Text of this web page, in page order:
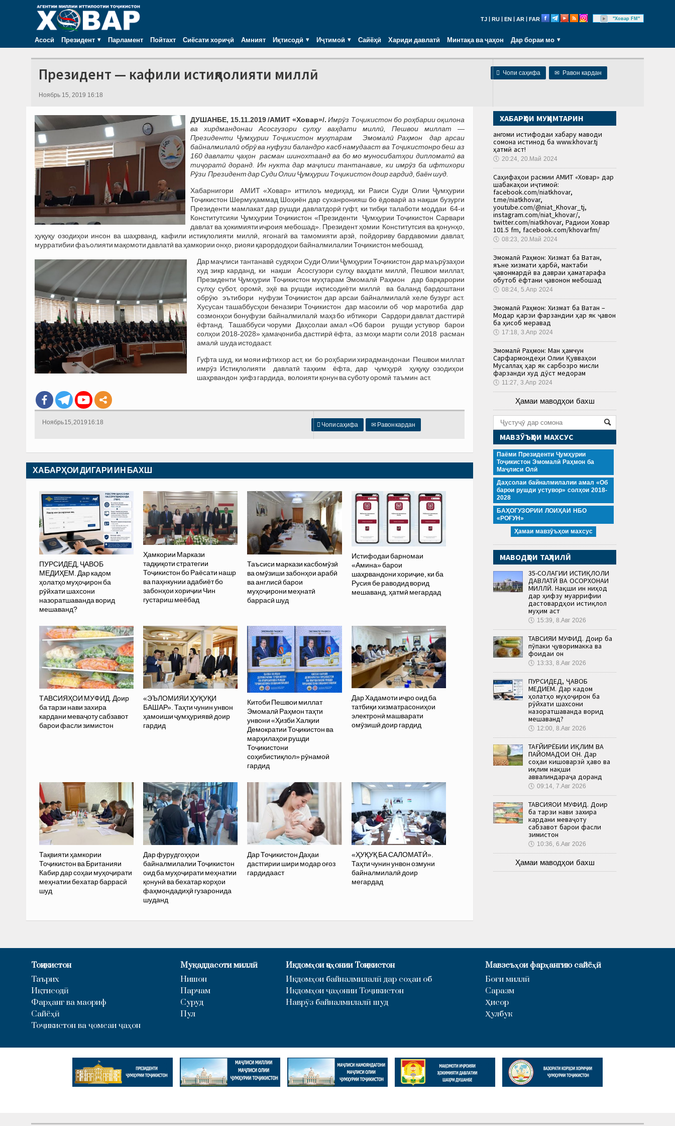
TJ RU EN AR FAR "Ховар FM"
Асосӣ Президент Парламент Пойтахт Сиёсати хориҷӣ Амният Иқтисодӣ Иҷтимоӣ Сайёҳӣ Хариди давлатӣ Минтақа ва ҷаҳон Дар бораи мо
 Чопи саҳифа ✉ Равон кардан
Президент — кафили истиқлолияти миллӣ
Ноябрь 15, 2019 16:18
ДУШАНБЕ, 15.11.2019 /АМИТ «Ховар»/. Имрӯз Тоҷикистон бо роҳбарии оқилона
ва хирдмандонаи Асосгузори сулҳу ваҳдати миллӣ, Пешвои миллат —
Президенти Ҷумҳурии Тоҷикистон муҳтарам Эмомалӣ Раҳмон дар арсаи
байналмилалӣ обрӯ ва нуфузи баландро касб намудааст ва Тоҷикистонро беш аз
160 давлати ҷаҳон расман шинохтаанд ва бо мо муносибатҳои дипломатӣ ва
тиҷоратӣ доранд. Ин нукта дар маҷлиси тантанавие, ки имрӯз ба ифтихори
Рӯзи Президент дар Суди Олии Ҷумҳурии Тоҷикистон доир гардид, баён шуд.
Хабарнигори АМИТ «Ховар» иттилоъ медиҳад, ки Раиси Суди Олии Ҷумҳурии
Тоҷикистон Шермуҳаммад Шоҳиён дар суханронияш бо ёдоварӣ аз нақши бузурги
Президенти мамлакат дар рушди давлатдорӣ гуфт, ки тибқи талаботи моддаи 64-и
Конститутсияи Ҷумҳурии Тоҷикистон «Президенти Ҷумҳурии Тоҷикистон Сарвари
давлат ва ҳокимияти иҷроия мебошад». Президент ҳомии Конститутсия ва қонунҳо,
ҳуқуқу озодиҳои инсон ва шаҳрванд, кафили истиқлолияти миллӣ, ягонагӣ ва тамомияти арзӣ, пойдориву бардавомии давлат,
мурратибии фаъолияти мақомоти давлатӣ ва ҳамкории онҳо, риояи қарордодҳои байналмилалии Тоҷикистон мебошад.
Дар маҷлиси тантанавӣ судяҳои Суди Олии Ҷумҳурии Тоҷикистон дар маърӯзаҳои
худ зикр карданд, ки нақши Асосгузори сулҳу ваҳдати миллӣ, Пешвои миллат,
Президенти Ҷумҳурии Тоҷикистон муҳтарам Эмомалӣ Раҳмон дар барқарории
сулҳу субот, оромӣ, эҳё ва рушди иқтисодиёти миллӣ ва баланд бардоштани
обрӯю эътибори нуфузи Тоҷикистон дар арсаи байналмилалӣ хеле бузург аст.
Хусусан ташаббусҳои беназири Тоҷикистон дар масоили об чор маротиба дар
созмонҳои бонуфузи байналмилалӣ маҳз бо ибтикори Сардори давлат дастгирӣ
ёфтанд. Ташаббуси чоруми Даҳсолаи амал «Об барои рушди устувор барои
солҳои 2018-2028» ҳамаҷониба дастгирӣ ёфта, аз моҳи марти соли 2018 расман
амалӣ шуда истодааст.
Гуфта шуд, ки мояи ифтихор аст, ки бо роҳбарии хирадмандонаи Пешвои миллат
имрӯз Истиқлолияти давлатӣ таҳким ёфта, дар ҷумҳурӣ ҳуқуқу озодиҳои
шаҳрвандон ҳифз гардида, волоияти қонун ва суботу оромӣ таъмин аст.
 Чопи саҳифа ✉ Равон кардан
Ноябрь 15, 2019 16:18
ХАБАРҲОИ ДИГАРИ ИН БАХШ
ПУРСИДЕД, ҶАВОБ
МЕДИҲЕМ. Дар кадом
ҳолатҳо муҳоҷирон ба
рӯйхати шахсони
назоратшаванда ворид
мешаванд?
Ҳамкории Маркази
тадқиқоти стратегии
Тоҷикистон бо Раёсати нашр
ва паҳнкунии адабиёт бо
забонҳои хориҷии Чин
густариш меёбад
Таъсиси маркази касбомӯзӣ
ва омӯзиши забонҳои арабӣ
ва англисӣ барои
муҳоҷирони меҳнатӣ
баррасӣ шуд
Истифодаи барномаи
«Амина» барои
шаҳрвандони хориҷие, ки ба
Русия бе раводид ворид
мешаванд, ҳатмӣ мегардад
ТАВСИЯҲОИ МУФИД. Доир
ба тарзи нави захира
кардани меваҷоту сабзавот
барои фасли зимистон
«ЭЪЛОМИЯИ ҲУҚУҚИ
БАШАР». Таҳти чунин унвон
ҳамоиши ҷумҳуриявӣ доир
гардид
Китоби Пешвои миллат
Эмомалӣ Раҳмон таҳти
унвони «Ҳизби Халқии
Демократии Тоҷикистон ва
марҳилаҳои рушди
Тоҷикистони
соҳибистиқлол» рӯнамоӣ
гардид
Дар Хадамоти иҷро оид ба
татбиқи хизматрасониҳои
электронӣ машварати
омӯзишӣ доир гардид
Тақвияти ҳамкории
Тоҷикистон ва Британияи
Кабир дар соҳаи муҳоҷирати
меҳнатии бехатар баррасӣ
шуд
Дар фурудгоҳҳои
байналмилалии Тоҷикистон
оид ба муҳоҷирати меҳнатии
қонунӣ ва бехатар корҳои
фаҳмондадиҳӣ гузаронида
шуданд
Дар Тоҷикистон Даҳаи
дастгирии шири модар оғоз
гардидааст
«ҲУҚУҚ БА САЛОМАТӢ».
Таҳти чунин унвон озмуни
байналмилалӣ доир
мегардад
ХАБАРҲОИ МУҲИМТАРИН
Ҳангоми истифодаи хабару маводи
сомона истинод ба www.khovar.tj
ҳатмӣ аст!
🕔 20:24, 20.Май 2024
Саҳифаҳои расмии АМИТ «Ховар» дар
шабакаҳои иҷтимоӣ:
facebook.com/niatkhovar,
t.me/niatkhovar,
youtube.com/@niat_Khovar_tj,
instagram.com/niat_khovar/,
twitter.com/niatkhovar, Радиои Ховар
101.5 fm, facebook.com/khovarfm/
🕔 08:23, 20.Май 2024
Эмомалӣ Раҳмон: Хизмат ба Ватан,
яъне хизмати ҳарбӣ, мактаби
ҷавонмардӣ ва давраи ҳаматарафа
обутоб ёфтани ҷавонон мебошад
🕔 08:24, 5.Апр 2024
Эмомалӣ Раҳмон: Хизмат ба Ватан –
Модар қарзи фарзандии ҳар як ҷавон
ба ҳисоб меравад
🕔 17:18, 3.Апр 2024
Эмомалӣ Раҳмон: Ман ҳамчун
Сарфармондеҳи Олии Қувваҳои
Мусаллаҳ ҳар як сарбозро мисли
фарзанди худ дӯст медорам
🕔 11:27, 3.Апр 2024
Ҳамаи маводҳои бахш
МАВЗӮЪҲОИ МАХСУС
Паёми Президенти Ҷумҳурии
Тоҷикистон Эмомалӣ Раҳмон ба
Маҷлиси Олӣ
Даҳсолаи байналмилалии амал «Об
барои рушди устувор» солҳои 2018-
2028
БАҲОГУЗОРИИ ЛОИҲАИ НБО
«РОҒУН»
Ҳамаи мавзӯъҳои махсус
МАВОДҲОИ ТАҲЛИЛӢ
35-СОЛАГИИ ИСТИҚЛОЛИ
ДАВЛАТӢ ВА ОСОРХОНАИ
МИЛЛӢ. Нақши ин ниҳод
дар ҳифзу муаррифии
дастовардҳои истиқлол
муҳим аст
🕔 15:39, 8.Авг 2026
ТАВСИЯИ МУФИД. Доир ба
пӯпаки ҷуворимакка ва
фоидаи он
🕔 13:33, 8.Авг 2026
ПУРСИДЕД, ҶАВОБ
МЕДИҲЕМ. Дар кадом
ҳолатҳо муҳоҷирон ба
рӯйхати шахсони
назоратшаванда ворид
мешаванд?
🕔 12:00, 8.Авг 2026
ТАҒЙИРЁБИИ ИҚЛИМ ВА
ПАЙОМАДҲОИ ОН. Дар
соҳаи кишоварзӣ ҳаво ва
иқлим нақши
аввалиндараҷа доранд
🕔 09:14, 7.Авг 2026
ТАВСИЯҲОИ МУФИД. Доир
ба тарзи нави захира
кардани меваҷоту
сабзавот барои фасли
зимистон
🕔 10:36, 6.Авг 2026
Ҳамаи маводҳои бахш
Тоҷикистон
Таърих
Иқтисодӣ
Фарҳанг ва маориф
Сайёҳӣ
Тоҷикистон ва ҷомеаи ҷаҳон
Муқаддасоти миллӣ
Нишон
Парчам
Суруд
Пул
Иқдомҳои ҷаҳонии Тоҷикистон
Иқдомҳои байналмилалӣ дар соҳаи об
Иқдомҳои ҷаҳонии Тоҷикистон
Наврӯз байналмилалӣ шуд
Мавзеъҳои фарҳангию сайёҳӣ
Боғи миллӣ
Саразм
Ҳисор
Ҳулбук